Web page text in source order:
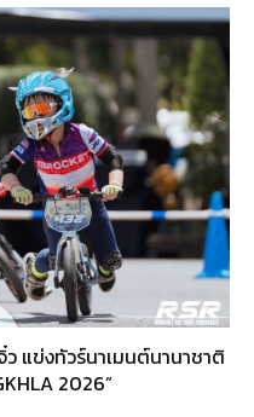
แข่งทัวร์นาเมนต์นานาชาติ
2026”